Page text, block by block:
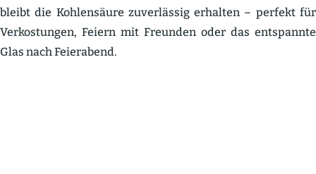
bleibt die Kohlen­säure zuver­lässig erhalten – perfekt für
Verkos­tungen, Feiern mit Freunden oder das entspannte
Glas nach Feier­abend.